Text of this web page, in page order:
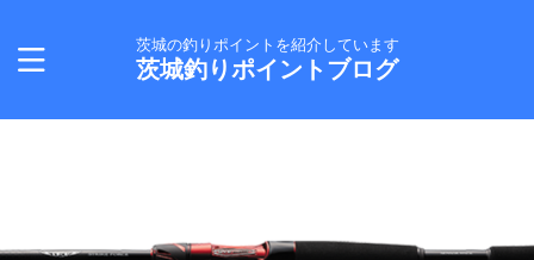
茨城の釣りポイントを紹介しています
茨城釣りポイントブログ